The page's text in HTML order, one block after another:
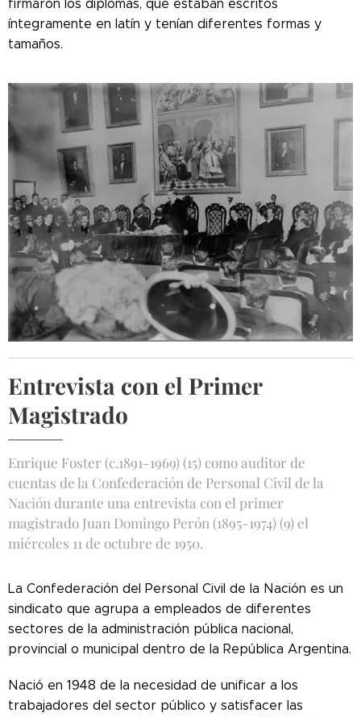
firmaron los diplomas, que estaban escritos
íntegramente en latín y tenían diferentes formas y
tamaños.
Entrevista con el Primer
Magistrado
Enrique Foster (c.1891-1969) (15) como auditor de
cuentas de la Confederación de Personal Civil de la
Nación durante una entrevista con el primer
magistrado Juan Domingo Perón (1895-1974) (9) el
miércoles 11 de octubre de 1950.
La Confederación del Personal Civil de la Nación es un
sindicato que agrupa a empleados de diferentes
sectores de la administración pública nacional,
provincial o municipal dentro de la República Argentina.
Nació en 1948 de la necesidad de unificar a los
trabajadores del sector público y satisfacer las